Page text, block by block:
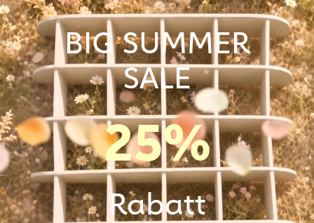
BIG SUMMER
SALE
25%
Rabatt